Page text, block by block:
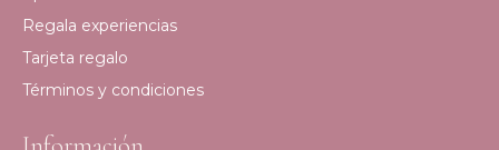
Regala experiencias
Tarjeta regalo
Términos y condiciones